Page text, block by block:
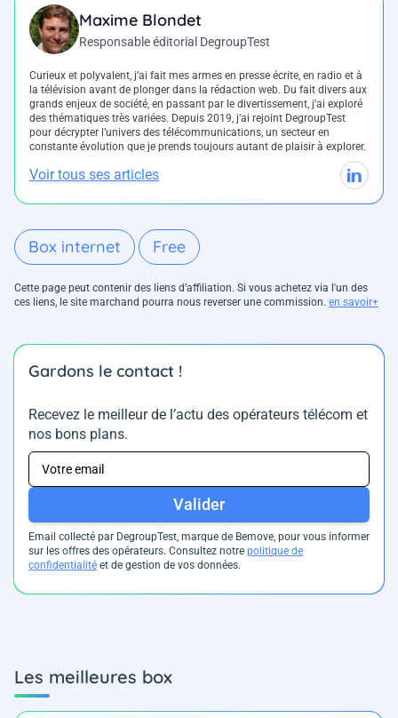
Maxime Blondet
Responsable éditorial DegroupTest
Curieux et polyvalent, j’ai fait mes armes en presse écrite, en radio et à
la télévision avant de plonger dans la rédaction web. Du fait divers aux
grands enjeux de société, en passant par le divertissement, j’ai exploré
des thématiques très variées. Depuis 2019, j’ai rejoint DegroupTest
pour décrypter l’univers des télécommunications, un secteur en
constante évolution que je prends toujours autant de plaisir à explorer.
Voir tous ses articles
Box internet Free
Cette page peut contenir des liens d’affiliation. Si vous achetez via l'un des
ces liens, le site marchand pourra nous reverser une commission. en savoir+
Gardons le contact !
Recevez le meilleur de l’actu des opérateurs télécom et
nos bons plans.
Valider
Email collecté par DegroupTest, marque de Bemove, pour vous informer
sur les offres des opérateurs. Consultez notre politique de
confidentialité et de gestion de vos données.
Les meilleures box